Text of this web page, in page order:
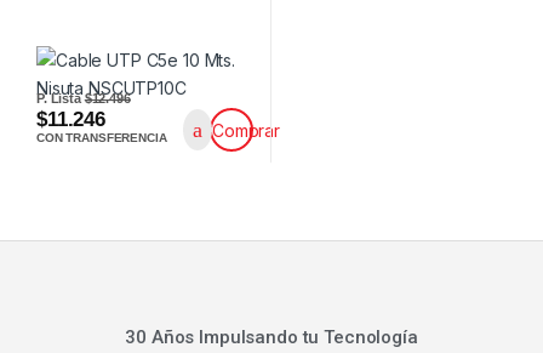
P. Lista$12.496
$11.246
CON TRANSFERENCIA Comprar
30 Años Impulsando tu Tecnología